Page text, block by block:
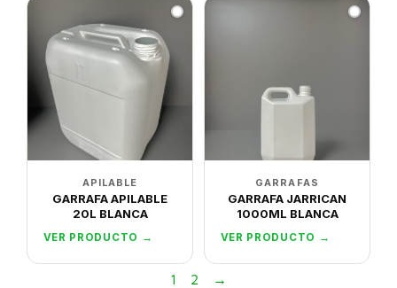
APILABLE
GARRAFA APILABLE
20L BLANCA
VER PRODUCTO →
GARRAFAS
GARRAFA JARRICAN
1000ML BLANCA
VER PRODUCTO →
1 2 →